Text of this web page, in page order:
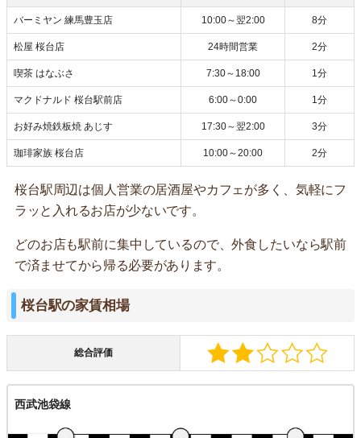
バーミヤン 練馬豊玉店 10:00～翌2:00 8分
松屋 桜台店 24時間営業 2分
喫茶 はなぶさ 7:30～18:00 1分
マクドナルド 桜台駅前店 6:00～0:00 1分
お好み焼鉄板焼 あじす 17:30～翌2:00 3分
珈琲家族 桜台店 10:00～20:00 2分
桜台駅周辺は個人営業の居酒屋やカフェが多く、気軽にフ
ラッと入れるお店が少ないです。
どのお店も駅前に集中しているので、外食したいなら駅前
で済ませてから帰る必要があります。
桜台駅の家賃相場
総合評価
西武池袋線